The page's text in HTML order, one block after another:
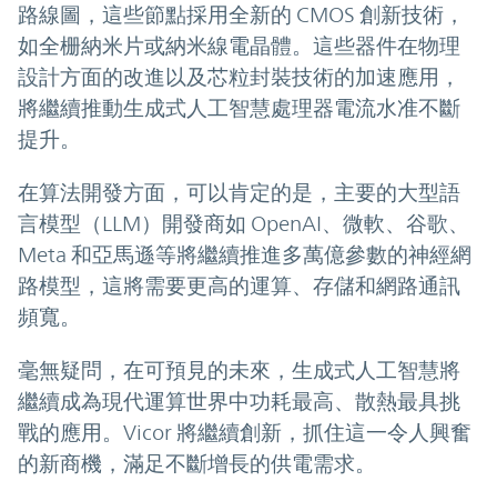
路線圖，這些節點採用全新的 CMOS 創新技術，
如全栅納米片或納米線電晶體。這些器件在物理
設計方面的改進以及芯粒封裝技術的加速應用，
將繼續推動生成式人工智慧處理器電流水准不斷
提升。
在算法開發方面，可以肯定的是，主要的大型語
言模型（LLM）開發商如 OpenAI、微軟、谷歌、
Meta 和亞馬遜等將繼續推進多萬億參數的神經網
路模型，這將需要更高的運算、存儲和網路通訊
頻寬。
毫無疑問，在可預見的未來，生成式人工智慧將
繼續成為現代運算世界中功耗最高、散熱最具挑
戰的應用。Vicor 將繼續創新，抓住這一令人興奮
的新商機，滿足不斷增長的供電需求。